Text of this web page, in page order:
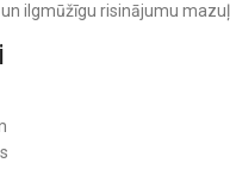
ilgmūžīgu risinājumu